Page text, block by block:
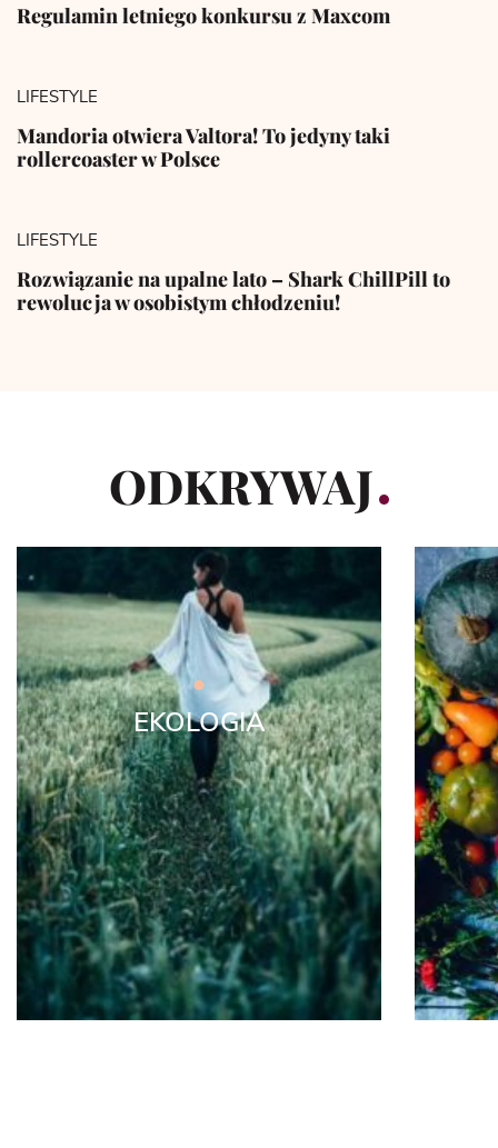
Regulamin letniego konkursu z Maxcom
LIFESTYLE
Mandoria otwiera Valtora! To jedyny taki
rollercoaster w Polsce
LIFESTYLE
Rozwiązanie na upalne lato – Shark ChillPill to
rewolucja w osobistym chłodzeniu!
ODKRYWAJ
EKOLOGIA